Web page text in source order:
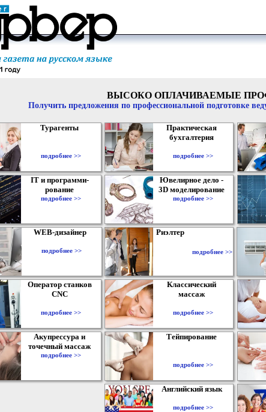
ВЫСОКО ОПЛАЧИВАЕМЫЕ
Получить предложения по профессиональной подготовке
Турагенты
подробнее >>
Практическая
бухгалтерия
подробнее >>
IT и программи-
рование
подробнее >>
Ювелирное дело -
3D моделирование
подробнее >>
WEB-дизайнер
подробнее >>
Риэлтер
подробнее >>
Оператор станков
CNC
подробнее >>
Классический
массаж
подробнее >>
Акупрессура и
точечный массаж
подробнее >>
Тейпирование
подробнее >>
Английский язык
подробнее >>